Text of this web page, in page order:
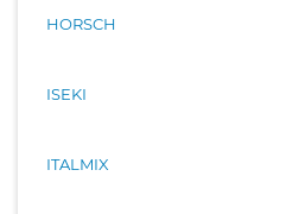
HORSCH
ISEKI
ITALMIX